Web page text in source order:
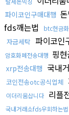
파이코인구매대행
fds깨는법
btc현금화
자금세탁 파이코인
암호화폐전송대행 핑
xrp전송대행 국내
코인전송otc공식업체
이더리움삽니다 리플
국내거래소fds우회하는법